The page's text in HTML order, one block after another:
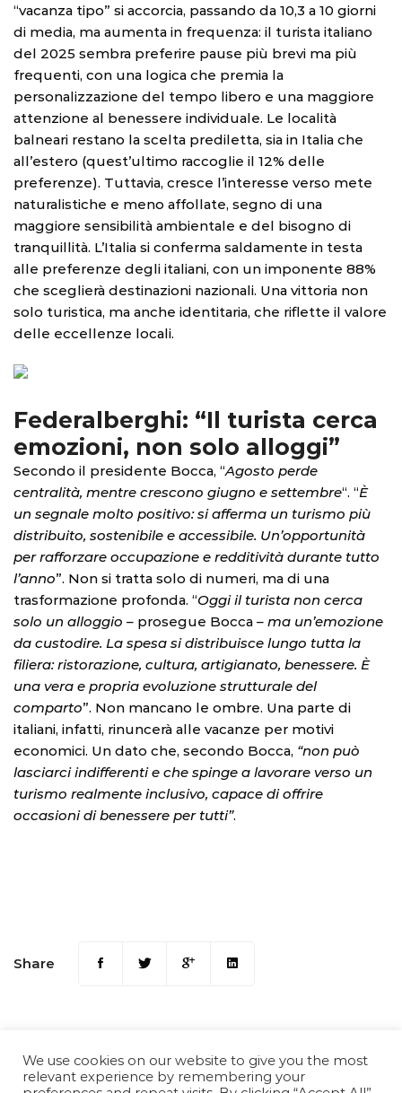
“vacanza tipo” si accorcia, passando da 10,3 a 10 giorni
di media, ma aumenta in frequenza: il turista italiano
del 2025 sembra preferire pause più brevi ma più
frequenti, con una logica che premia la
personalizzazione del tempo libero e una maggiore
attenzione al benessere individuale. Le località
balneari restano la scelta prediletta, sia in Italia che
all’estero (quest’ultimo raccoglie il 12% delle
preferenze). Tuttavia, cresce l’interesse verso mete
naturalistiche e meno affollate, segno di una
maggiore sensibilità ambientale e del bisogno di
tranquillità. L’Italia si conferma saldamente in testa
alle preferenze degli italiani, con un imponente 88%
che sceglierà destinazioni nazionali. Una vittoria non
solo turistica, ma anche identitaria, che riflette il valore
delle eccellenze locali.
Federalberghi: “Il turista cerca
emozioni, non solo alloggi”
Secondo il presidente Bocca, “Agosto perde
centralità, mentre crescono giugno e settembre“. “È
un segnale molto positivo: si afferma un turismo più
distribuito, sostenibile e accessibile. Un’opportunità
per rafforzare occupazione e redditività durante tutto
l’anno”. Non si tratta solo di numeri, ma di una
trasformazione profonda. “Oggi il turista non cerca
solo un alloggio – prosegue Bocca – ma un’emozione
da custodire. La spesa si distribuisce lungo tutta la
filiera: ristorazione, cultura, artigianato, benessere. È
una vera e propria evoluzione strutturale del
comparto”. Non mancano le ombre. Una parte di
italiani, infatti, rinuncerà alle vacanze per motivi
economici. Un dato che, secondo Bocca, “non può
lasciarci indifferenti e che spinge a lavorare verso un
turismo realmente inclusivo, capace di offrire
occasioni di benessere per tutti”.
Share
We use cookies on our website to give you the most
relevant experience by remembering your